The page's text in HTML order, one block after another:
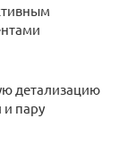
детализацию
и пару